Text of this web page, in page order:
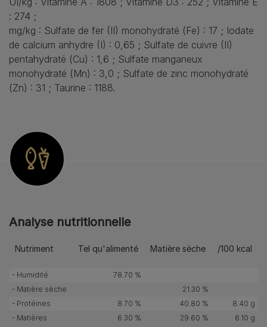
: 274 ;
mg/kg : Sulfate de fer (II) monohydraté (Fe) : 17 ; Iodate
de calcium anhydre (I) : 0,65 ; Sulfate de cuivre (II)
pentahydraté (Cu) : 1,6 ; Sulfate manganeux
monohydraté (Mn) : 3,0 ; Sulfate de zinc monohydraté
(Zn) : 31 ; Taurine : 1188.
Analyse nutritionnelle
Nutriment Tel qu'alimenté Matière sèche /100 kcal
- Humidité
78.70 %
- Matière sèche
21.30 %
- Protéines
8.70 % 40.80 %
8.40 g
- Matières
6.30 % 29.60 % 6.10 g